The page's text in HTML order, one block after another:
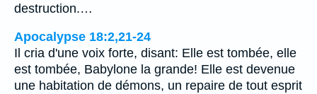
destruction.…
Apocalypse 18:2,21-24
Il cria d'une voix forte, disant: Elle est tombée, elle
est tombée, Babylone la grande! Elle est devenue
une habitation de démons, un repaire de tout esprit